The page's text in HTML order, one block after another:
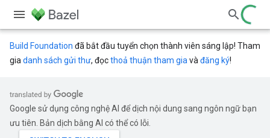
Build Foundation đã bắt đầu tuyển chọn thành viên sáng lập! Tham
gia danh sách gửi thư, đọcthoả thuận tham gia và đăng ký!
Google sử dụng công nghệ AI để dịch nội dung sang ngôn ngữ bạn
ưu tiên. Bản dịch bằng AI có thể có lỗi.